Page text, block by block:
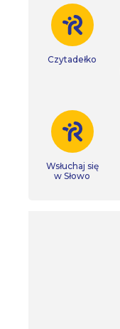
Czytadełko
Wsłuchaj się
w Słowo